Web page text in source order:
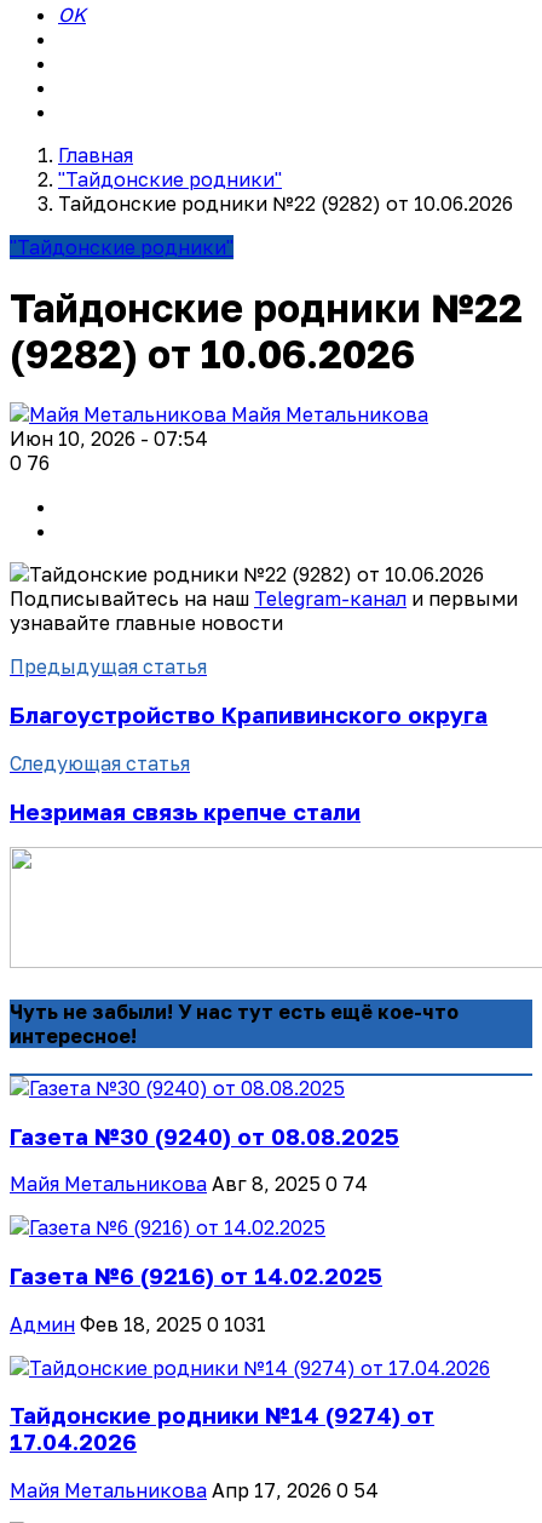
OK
Главная
"Тайдонские родники"
Тайдонские родники №22 (9282) от 10.06.2026
"Тайдонские родники"
Тайдонские родники №22
(9282) от 10.06.2026
Майя Метальникова
Июн 10, 2026 - 07:54
0 76
Подписывайтесь на наш Telegram-канал и первыми
узнавайте главные новости
Предыдущая статья
Благоустройство Крапивинского округа
Следующая статья
Незримая связь крепче стали
Чуть не забыли! У нас тут есть ещё кое-что
интересное!
Газета №30 (9240) от 08.08.2025
Майя Метальникова Авг 8, 2025 0 74
Газета №6 (9216) от 14.02.2025
Админ Фев 18, 2025 0 1031
Тайдонские родники №14 (9274) от
17.04.2026
Майя Метальникова Апр 17, 2026 0 54